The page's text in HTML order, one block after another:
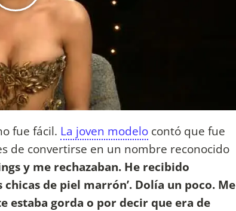
fue fácil. La joven modelo contó que fue
de convertirse en un nombre reconocido
y me rechazaban. He recibido
de piel marrón’. Dolía un poco. Me
estaba gorda o por decir que era de